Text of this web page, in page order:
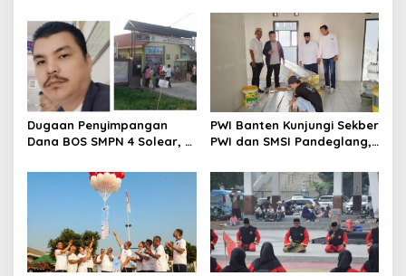
Kaperwil Banten Soroti
Minim Transparansi
Dugaan Penyimpangan
Dana BOS SMPN 4 Solear, L
Janggal Hingga Ratusan
PWI Banten Kunjungi Sekber
PWI dan SMSI Pandeglang,
Konferensi Organisasi